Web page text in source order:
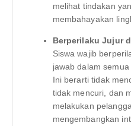
melihat tindakan
membahayakan
Berperilaku Jujur
Siswa wajib
jawab dalam
Ini berarti tidak
tidak mencuri, dan
melakukan
mengembangkan